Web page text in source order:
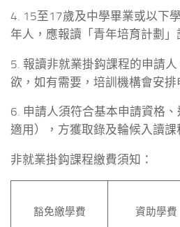
4. 15至17歲及中學畢業或以下
年人，應報讀「青年培育計劃」
5. 報讀非就業掛鈎課程的申請
欲，如有需要，培訓機構會安排
6. 申請人須符合基本申請資格
適用），方獲取錄及輪候入讀課
非就業掛鈎課程繳費須知：
豁免繳學費 資助學費